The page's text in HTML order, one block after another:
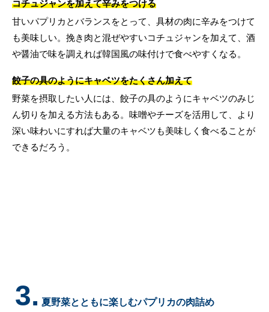
コチュジャンを加えて辛みをつける
甘いパプリカとバランスをとって、具材の肉に辛みをつけて
も美味しい。挽き肉と混ぜやすいコチュジャンを加えて、酒
や醤油で味を調えれば韓国風の味付けで食べやすくなる。
餃子の具のようにキャベツをたくさん加えて
野菜を摂取したい人には、餃子の具のようにキャベツのみじ
ん切りを加える方法もある。味噌やチーズを活用して、より
深い味わいにすれば大量のキャベツも美味しく食べることが
できるだろう。
3. 夏野菜とともに楽しむパプリカの肉詰め